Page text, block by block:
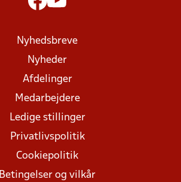
Nyhedsbreve
Nyheder
Afdelinger
Medarbejdere
Ledige stillinger
Privatlivspolitik
Cookiepolitik
Betingelser og vilkår